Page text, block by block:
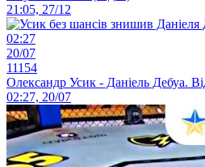
21:05, 27/12
02:27
20/07
11154
Олександр Усик - Даніель Дебуа.
02:27, 20/07